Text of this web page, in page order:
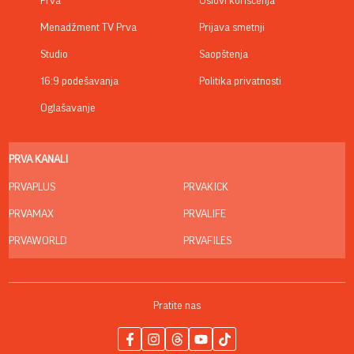
Menadžment TV Prva
Studio
16:9 podešavanja
Oglašavanje
Prijava smetnji
Saopštenja
Politika privatnosti
PRVA KANALI
PRVAPLUS
PRVAMAX
PRVAWORLD
PRVAKICK
PRVALIFE
PRVAFILES
Pratite nas